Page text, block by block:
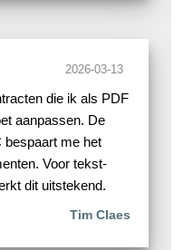
2026-03-13
die ik als PDF
aanpassen. De
me het
Voor tekst-
dit uitstekend.
Tim Claes